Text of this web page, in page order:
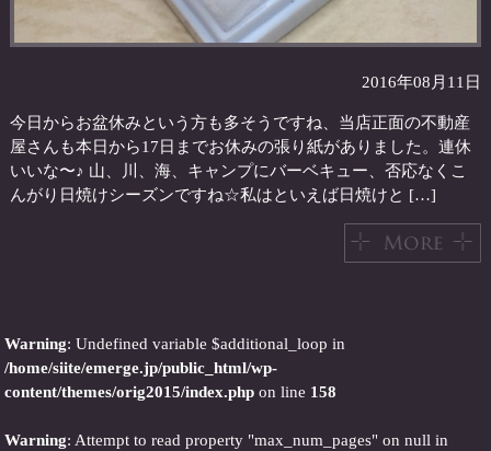
2016年08月11日
今日からお盆休みという方も多そうですね、当店正面の不動産
屋さんも本日から17日までお休みの張り紙がありました。連休
いいな〜♪ 山、川、海、キャンプにバーベキュー、否応なくこ
んがり日焼けシーズンですね☆私はといえば日焼けと […]
Warning: Undefined variable $additional_loop in
/home/siite/emerge.jp/public_html/wp-
content/themes/orig2015/index.php on line 158
Warning: Attempt to read property "max_num_pages" on null in